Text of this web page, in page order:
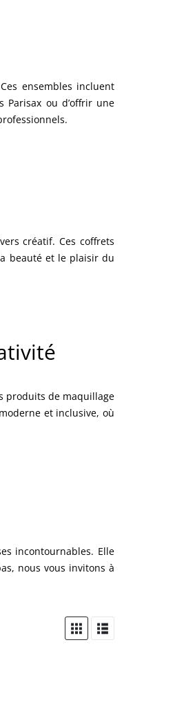
ensembles incluent
Parisax ou d’offrir une
créatif. Ces coffrets
beauté et le plaisir du
produits de maquillage
et inclusive, où
incontournables. Elle
nous vous invitons à